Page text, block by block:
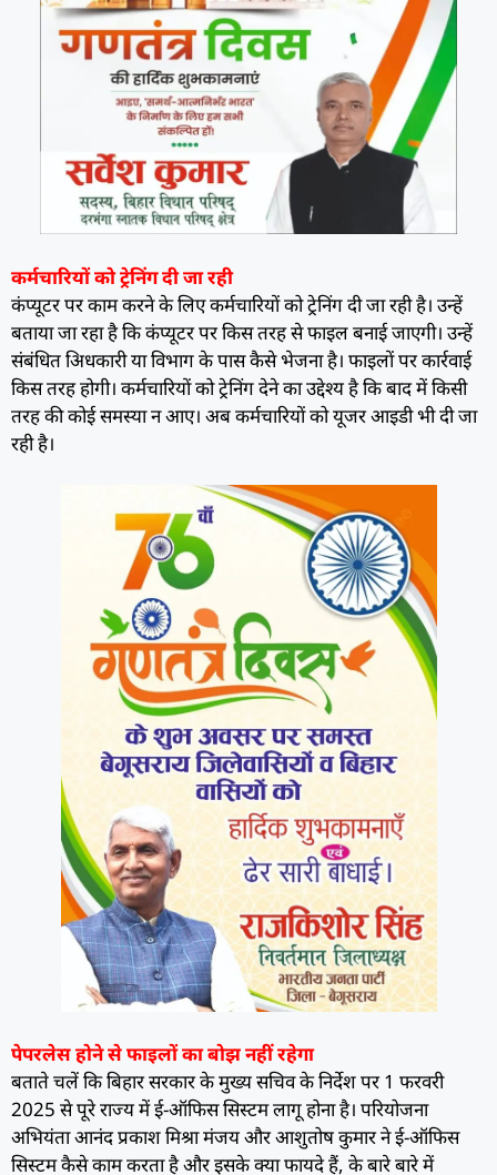
कर्मचारियों को ट्रेनिंग दी जा रही
कंप्यूटर पर काम करने के लिए कर्मचारियों को ट्रेनिंग दी जा रही है। उन्हें
बताया जा रहा है कि कंप्यूटर पर किस तरह से फाइल बनाई जाएगी। उन्हें
संबंधित अिधकारी या विभाग के पास कैसे भेजना है। फाइलों पर कार्रवाई
किस तरह होगी। कर्मचारियों को ट्रेनिंग देने का उद्देश्य है कि बाद में किसी
तरह की कोई समस्या न आए। अब कर्मचारियों को यूजर आइडी भी दी जा
रही है।
पेपरलेस होने से फाइलों का बोझ नहीं रहेगा
बताते चलें कि बिहार सरकार के मुख्य सचिव के निर्देश पर 1 फरवरी
2025 से पूरे राज्य में ई-ऑफिस सिस्टम लागू होना है। परियोजना
अभियंता आनंद प्रकाश मिश्रा मंजय और आशुतोष कुमार ने ई-ऑफिस
सिस्टम कैसे काम करता है और इसके क्या फायदे हैं, के बारे बारे में